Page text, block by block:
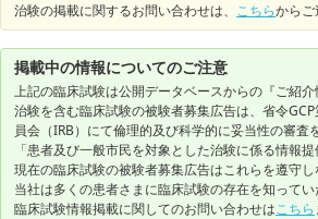
治験の掲載に関するお問い合わせは、 こちらからご
掲載中の情報についてのご注意
上記の臨床試験は公開データベースからの『ご紹
治験を含む臨床試験の被験者募集広告は、省令
員会（IRB）にて倫理的及び科学的に妥当性の審
「患者及び一般市民を対象とした治験に係る情報
現在の臨床試験の被験者募集広告はこれらを遵守
当社は多くの患者さまに臨床試験の存在を知って
臨床試験情報掲載に関してのお問い合わせはこちら